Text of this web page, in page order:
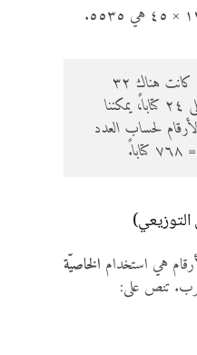
في متجر يبيع الكتب، إذا كانت هناك ٣٢
صندوقاً يحتوي كل منها على ٢٤ كتاباً، يمكننا
لحساب العدد
هي استخدام الخاصيّة
تنص على: